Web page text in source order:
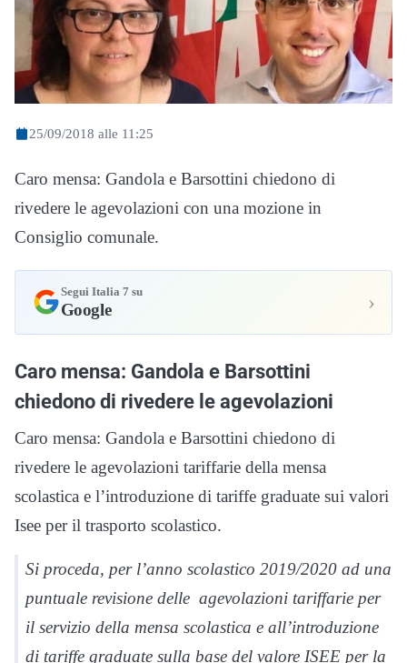
25/09/2018 alle 11:25
Caro mensa: Gandola e Barsottini chiedono di
rivedere le agevolazioni con una mozione in
Consiglio comunale.
Segui Italia 7 su
Google ›
Caro mensa: Gandola e Barsottini
chiedono di rivedere le agevolazioni
Caro mensa: Gandola e Barsottini chiedono di
rivedere le agevolazioni tariffarie della mensa
scolastica e l’introduzione di tariffe graduate sui valori
Isee per il trasporto scolastico.
Si proceda, per l’anno scolastico 2019/2020 ad una
puntuale revisione delle agevolazioni tariffarie per
il servizio della mensa scolastica e all’introduzione
di tariffe graduate sulla base del valore ISEE per la